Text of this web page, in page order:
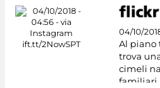
04/10/
Al piano
trova
cimeli